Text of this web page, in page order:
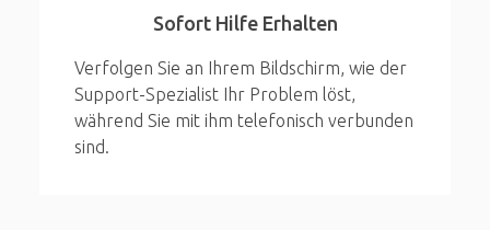
Sofort Hilfe Erhalten
Verfolgen Sie an Ihrem Bildschirm, wie der
Support-Spezialist Ihr Problem löst,
während Sie mit ihm telefonisch verbunden
sind.